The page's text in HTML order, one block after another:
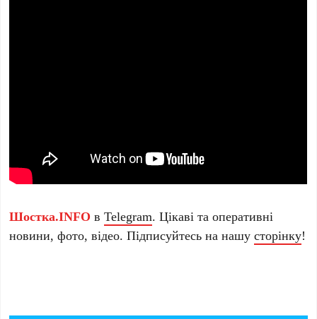
Шостка.INFO вTelegram. Цікаві та оперативні
новини, фото, відео. Підписуйтесь на нашусторінку!